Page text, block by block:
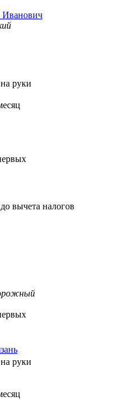
на руки
до вычета налогов
на руки